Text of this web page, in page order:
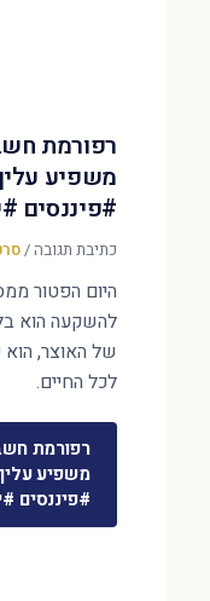
רפורמת
משפיע
#פיננסים
כתיבת תגובה/
היום הפטור
להשקעה הוא
לכל החיים.
רפורמת
משפיע
#פיננסים